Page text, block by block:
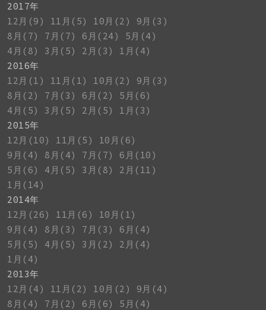
2017年
12月(9)
11月(5) 10月(2)
9月(3)
8月(7)
7月(7) 6月(24)
5月(4)
4月(8)
3月(5) 2月(3)
1月(4)
2016年
12月(1)
11月(1) 10月(2)
9月(3)
8月(2)
7月(3) 6月(2)
5月(6)
4月(5)
3月(5) 2月(5)
1月(3)
2015年
12月(10)
11月(5)
10月(6)
9月(4)
8月(4) 7月(7)
6月(10)
5月(6)
4月(5) 3月(8)
2月(11)
1月(14)
2014年
12月(26)
11月(6)
10月(1)
9月(4)
8月(3) 7月(3)
6月(4)
5月(5)
4月(5) 3月(2)
2月(4)
1月(4)
2013年
12月(4)
11月(2) 10月(2)
9月(4)
8月(4)
7月(2) 6月(6)
5月(4)